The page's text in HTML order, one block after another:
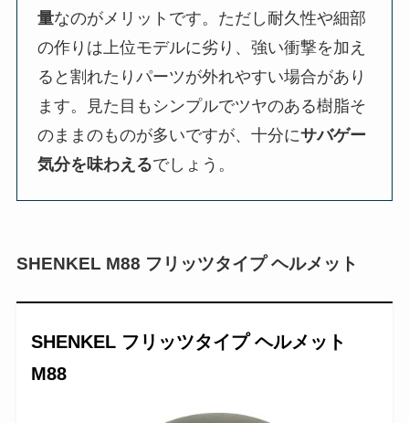
量なのがメリットです。ただし耐久性や細部
の作りは上位モデルに劣り、強い衝撃を加え
ると割れたりパーツが外れやすい場合があり
ます。見た目もシンプルでツヤのある樹脂そ
のままのものが多いですが、十分にサバゲー
気分を味わえるでしょう。
SHENKEL M88 フリッツタイプ ヘルメット
SHENKEL フリッツタイプ ヘルメット
M88